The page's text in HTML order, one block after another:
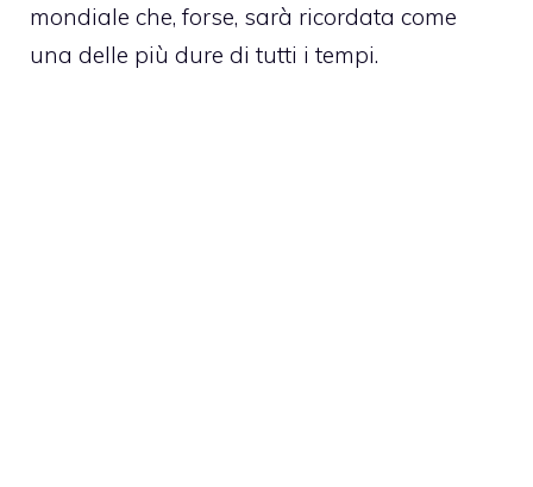
mondiale che, forse, sarà ricordata come
una delle più dure di tutti i tempi.